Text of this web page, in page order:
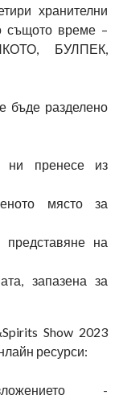
хранителни
същото време –
БУЛПЕК,
бъде разделено
ни пренесе из
място за
на
запазена за
Show 2023
ресурси:
-